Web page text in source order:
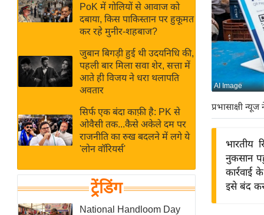
Hindi
Hindi
Videos
बजट
IPL
2026
ई-पेपर
मिसाल बेमिसाल
शख्सियत
यंग इंडिया
साहित्य जगत
ऑटो वर्ल्ड
PoK में गोलियों से आवाज को
दबाया, किस पाकिस्तान पर हुकूमत
कर रहे मुनीर-शहबाज?
जुबान बिगड़ी हुई थी उदयनिधि की,
पहली बार मिला सवा शेर, सत्ता में
आते ही विजय ने धरा थलापति
अवतार
सिर्फ एक बंदा काफ़ी है: PK से
ओवैसी तक...कैसे अकेले दम पर
राजनीति का रुख बदलने में लगे ये
'लोन वॉरियर्स'
ट्रेंडिंग
National Handloom Day
AI Image
प्रभासाक्षी न्यूज
भारतीय
नुकसान
इसे बंद